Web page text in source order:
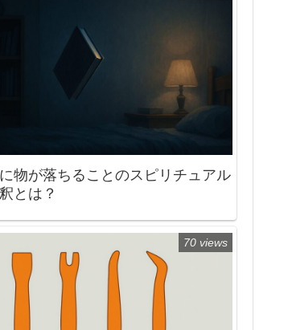
物が落ちることのスピリチュアル
とは？
70 views